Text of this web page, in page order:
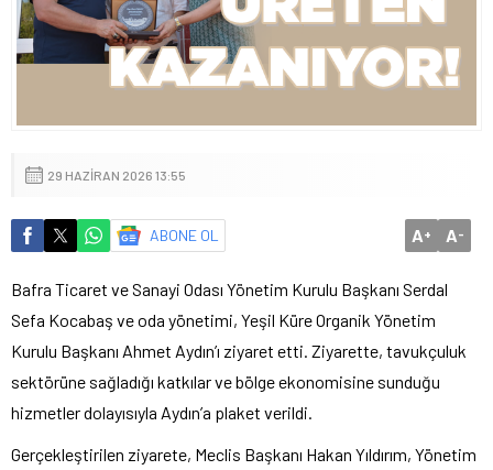
29 HAZIRAN 2026 13:55
ABONE OL A+ A-
Bafra Ticaret ve Sanayi Odası Yönetim Kurulu Başkanı Serdal
Sefa Kocabaş ve oda yönetimi, Yeşil Küre Organik Yönetim
Kurulu Başkanı Ahmet Aydın’ı ziyaret etti. Ziyarette, tavukçuluk
sektörüne sağladığı katkılar ve bölge ekonomisine sunduğu
hizmetler dolayısıyla Aydın’a plaket verildi.
Gerçekleştirilen ziyarete, Meclis Başkanı Hakan Yıldırım, Yönetim